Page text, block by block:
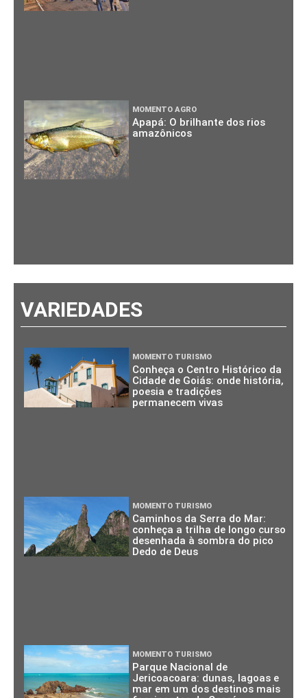
MOMENTO AGRO
Apapá: O brilhante dos rios
amazônicos
VARIEDADES
MOMENTO TURISMO
Conheça o Centro Histórico da
Cidade de Goiás: onde história,
poesia e tradições
permanecem vivas
MOMENTO TURISMO
Caminhos da Serra do Mar:
conheça a trilha de longo curso
desenhada à sombra do pico
Dedo de Deus
MOMENTO TURISMO
Parque Nacional de
Jericoacoara: dunas, lagoas e
mar em um dos destinos mais